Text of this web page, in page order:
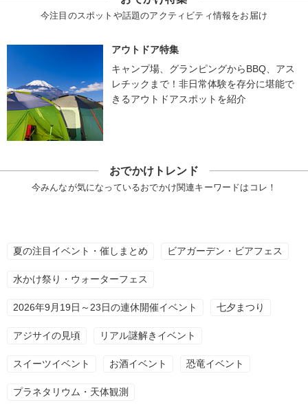
今注目のスポットや話題のアクティビティ情報をお届け
アウトドア特集
キャンプ場、グランピングからBBQ、アス
レチックまで！非日常体験を存分に堪能で
きるアウトドアスポットを紹介
おでかけトレンド
今みんなが気になっているおでかけ関連キーワードはコレ！
夏の注目イベント・催しまとめ ビアガーデン・ビアフェス
水かけ祭り・ウォーターフェス
2026年9月19日～23日の連休開催イベント 七夕まつり
アジサイの見頃 リアル謎解きイベント
スイーツイベント お酒イベント 恐竜イベント
プラネタリウム・天体観測